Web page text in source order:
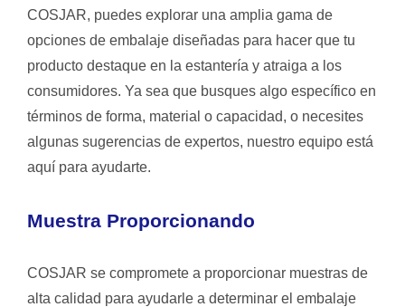
COSJAR, puedes explorar una amplia gama de
opciones de embalaje diseñadas para hacer que tu
producto destaque en la estantería y atraiga a los
consumidores. Ya sea que busques algo específico en
términos de forma, material o capacidad, o necesites
algunas sugerencias de expertos, nuestro equipo está
aquí para ayudarte.
Muestra Proporcionando
COSJAR se compromete a proporcionar muestras de
alta calidad para ayudarle a determinar el embalaje